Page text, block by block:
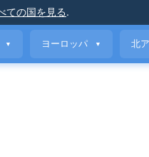
ての国を見る.
▼ ヨーロッパ ▼ 北